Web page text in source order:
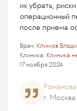
их убрать,
операционный
после приема
Клиника: Клиника
Врач: Климов
17 ноября 2024
г. Москва